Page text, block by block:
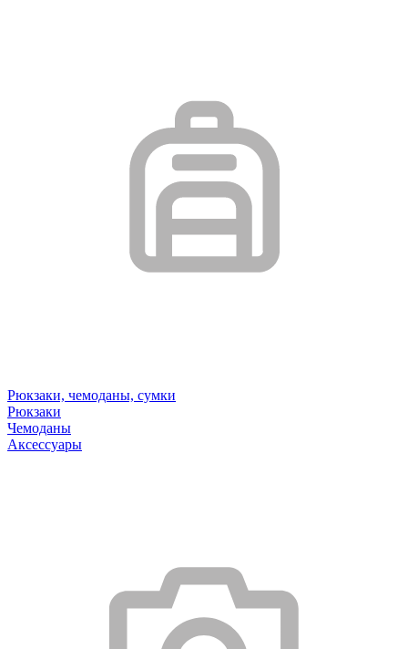
Рюкзаки, чемоданы, сумки
Рюкзаки
Чемоданы
Аксессуары